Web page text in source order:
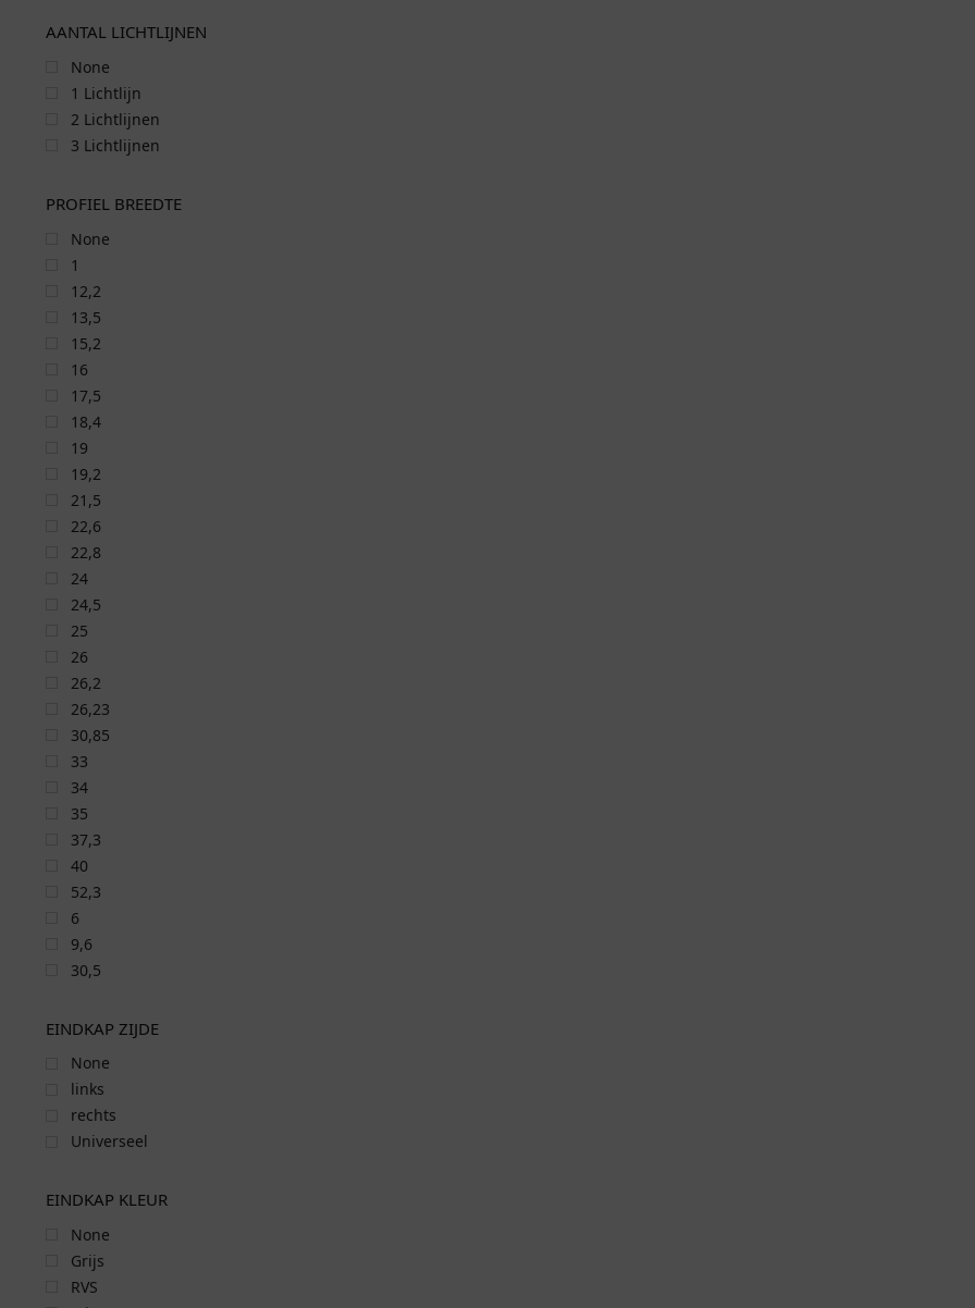
AANTAL LICHTLIJNEN
None
1 Lichtlijn
2 Lichtlijnen
3 Lichtlijnen
PROFIEL BREEDTE
None
1
12,2
13,5
15,2
16
17,5
18,4
19
19,2
21,5
22,6
22,8
24
24,5
25
26
26,2
26,23
30,85
33
34
35
37,3
40
52,3
6
9,6
30,5
EINDKAP ZIJDE
None
links
rechts
Universeel
EINDKAP KLEUR
None
Grijs
RVS